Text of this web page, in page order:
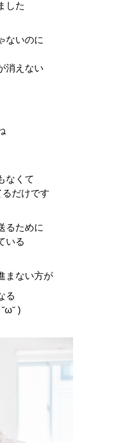
した
ないのに
消えない
なくて
るだけです
るために
いる
まない方が
る
)